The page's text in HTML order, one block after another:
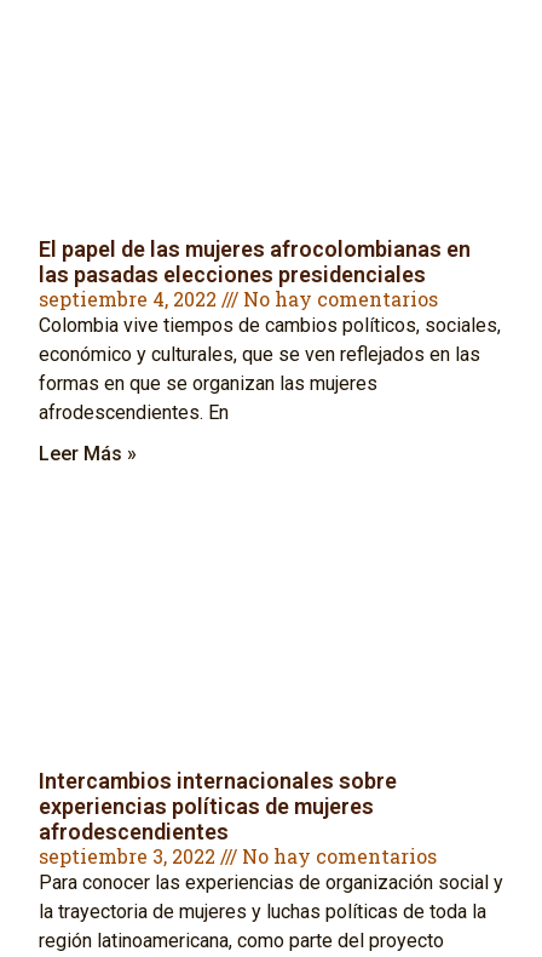
El papel de las mujeres afrocolombianas en
las pasadas elecciones presidenciales
septiembre 4, 2022
No hay comentarios
Colombia vive tiempos de cambios políticos, sociales,
económico y culturales, que se ven reflejados en las
formas en que se organizan las mujeres
afrodescendientes. En
Leer Más »
Intercambios internacionales sobre
experiencias políticas de mujeres
afrodescendientes
septiembre 3, 2022
No hay comentarios
Para conocer las experiencias de organización social y
la trayectoria de mujeres y luchas políticas de toda la
región latinoamericana, como parte del proyecto